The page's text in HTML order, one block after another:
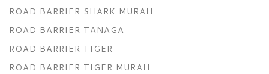
ROAD BARRIER SHARK MURAH
ROAD BARRIER TANAGA
ROAD BARRIER TIGER
ROAD BARRIER TIGER MURAH